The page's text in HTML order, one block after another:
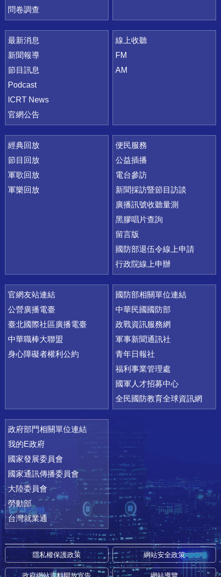
問卷調查
最新消息
新聞報導
節目訊息
Podcast
ICRT News
官網公告
線上收聽
FM
AM
經典回放
節目回放
軍歌回放
軍樂回放
便民服務
公益插播
電台參訪
新聞採訪暨節目訪談
廣播訊號收聽量測
黑膠唱片查詢
留言版
國防部退伍令線上申請
行政院線上申辦
官網友站連結
公營廣播電臺
臺北國際社區廣播電臺
中華職棒大聯盟
身心障礙者權利公約
國防部相關單位連結
中華民國國防部
政戰資訊服務網
軍事新聞通訊社
青年日報社
福利事業管理處
國軍人才招募中心
全民國防教育全球資訊網
政府部門相關單位連結
我的E政府
國家發展委員會
國家通訊傳播委員會
大陸委員會
勞動部
台灣就業通
隱私權保護政策 網站安全政策